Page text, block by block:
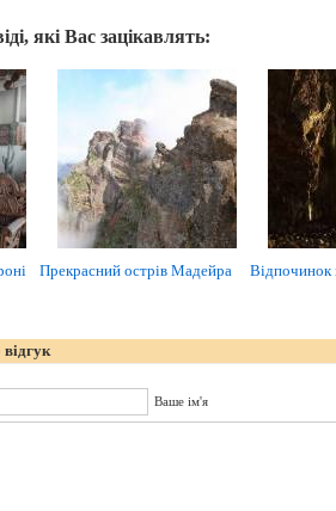
які Вас зацікавлять:
Прекрасний острів Мадейра Відпочинок
Ваше ім'я